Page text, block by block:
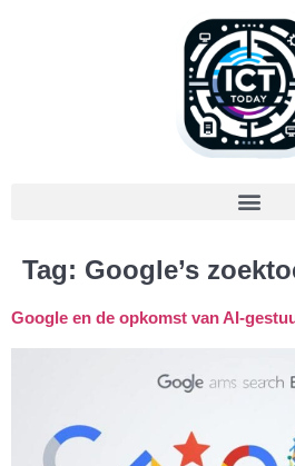
Tag: Google’s
Google en de opkomst van AI-